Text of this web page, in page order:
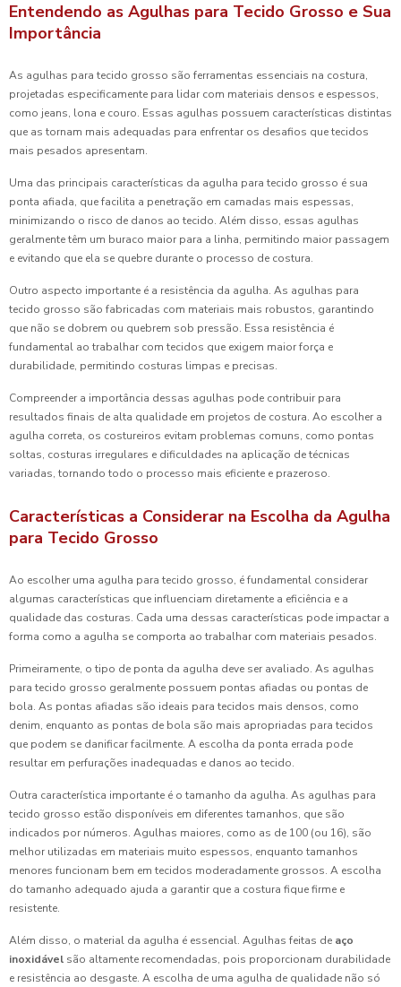
Entendendo as Agulhas para Tecido Grosso e Sua
Importância
As agulhas para tecido grosso são ferramentas essenciais na costura,
projetadas especificamente para lidar com materiais densos e espessos,
como jeans, lona e couro. Essas agulhas possuem características distintas
que as tornam mais adequadas para enfrentar os desafios que tecidos
mais pesados apresentam.
Uma das principais características da agulha para tecido grosso é sua
ponta afiada, que facilita a penetração em camadas mais espessas,
minimizando o risco de danos ao tecido. Além disso, essas agulhas
geralmente têm um buraco maior para a linha, permitindo maior passagem
e evitando que ela se quebre durante o processo de costura.
Outro aspecto importante é a resistência da agulha. As agulhas para
tecido grosso são fabricadas com materiais mais robustos, garantindo
que não se dobrem ou quebrem sob pressão. Essa resistência é
fundamental ao trabalhar com tecidos que exigem maior força e
durabilidade, permitindo costuras limpas e precisas.
Compreender a importância dessas agulhas pode contribuir para
resultados finais de alta qualidade em projetos de costura. Ao escolher a
agulha correta, os costureiros evitam problemas comuns, como pontas
soltas, costuras irregulares e dificuldades na aplicação de técnicas
variadas, tornando todo o processo mais eficiente e prazeroso.
Características a Considerar na Escolha da Agulha
para Tecido Grosso
Ao escolher uma agulha para tecido grosso, é fundamental considerar
algumas características que influenciam diretamente a eficiência e a
qualidade das costuras. Cada uma dessas características pode impactar a
forma como a agulha se comporta ao trabalhar com materiais pesados.
Primeiramente, o tipo de ponta da agulha deve ser avaliado. As agulhas
para tecido grosso geralmente possuem pontas afiadas ou pontas de
bola. As pontas afiadas são ideais para tecidos mais densos, como
denim, enquanto as pontas de bola são mais apropriadas para tecidos
que podem se danificar facilmente. A escolha da ponta errada pode
resultar em perfurações inadequadas e danos ao tecido.
Outra característica importante é o tamanho da agulha. As agulhas para
tecido grosso estão disponíveis em diferentes tamanhos, que são
indicados por números. Agulhas maiores, como as de 100 (ou 16), são
melhor utilizadas em materiais muito espessos, enquanto tamanhos
menores funcionam bem em tecidos moderadamente grossos. A escolha
do tamanho adequado ajuda a garantir que a costura fique firme e
resistente.
Além disso, o material da agulha é essencial. Agulhas feitas de aço
inoxidável são altamente recomendadas, pois proporcionam durabilidade
e resistência ao desgaste. A escolha de uma agulha de qualidade não só